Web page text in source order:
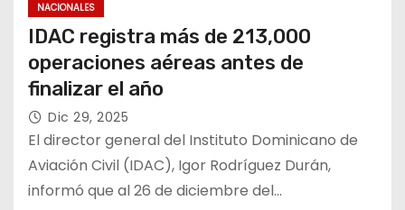
NACIONALES
IDAC registra más de 213,000
operaciones aéreas antes de
finalizar el año
Dic 29, 2025
El director general del Instituto Dominicano de
Aviación Civil (IDAC), Igor Rodríguez Durán,
informó que al 26 de diciembre del…